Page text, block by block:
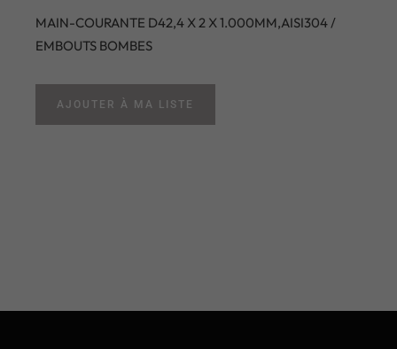
MAIN-COURANTE D42,4 X 2 X 1.000MM,AISI304 /
EMBOUTS BOMBES
AJOUTER À MA LISTE